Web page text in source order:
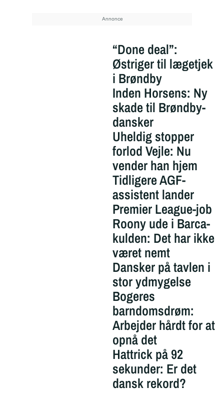
“Done deal”:
Østriger til lægetjek
i Brøndby
Inden Horsens: Ny
skade til Brøndby-
dansker
Uheldig stopper
forlod Vejle: Nu
vender han hjem
Tidligere AGF-
assistent lander
Premier League-job
Roony ude i Barca-
kulden: Det har ikke
været nemt
Dansker på tavlen i
stor ydmygelse
Bogeres
barndomsdrøm:
Arbejder hårdt for at
opnå det
Hattrick på 92
sekunder: Er det
dansk rekord?